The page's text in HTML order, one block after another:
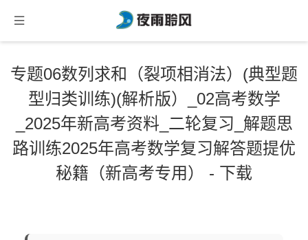
专题06数列求和（裂项相消法）(典型题
型归类训练)(解析版）_02高考数学
_2025年新高考资料_二轮复习_解题思
路训练2025年高考数学复习解答题提优
秘籍（新高考专用） - 下载